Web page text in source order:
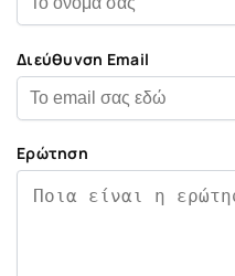
Διεύθυνση Email
Ερώτηση